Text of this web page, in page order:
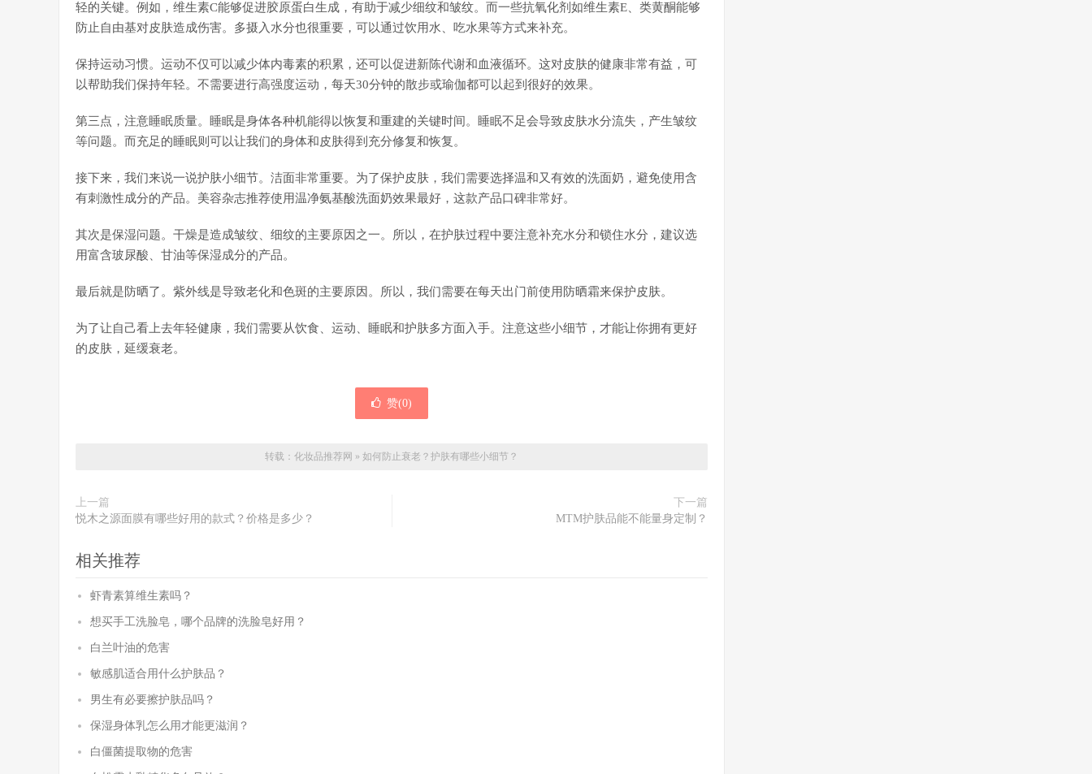
轻的关键。例如，维生素C能够促进胶原蛋白生成，有助于减少细纹和皱纹。而一些抗氧化剂如维生素E、类黄酮能够
防止自由基对皮肤造成伤害。多摄入水分也很重要，可以通过饮用水、吃水果等方式来补充。
保持运动习惯。运动不仅可以减少体内毒素的积累，还可以促进新陈代谢和血液循环。这对皮肤的健康非常有益，可
以帮助我们保持年轻。不需要进行高强度运动，每天30分钟的散步或瑜伽都可以起到很好的效果。
第三点，注意睡眠质量。睡眠是身体各种机能得以恢复和重建的关键时间。睡眠不足会导致皮肤水分流失，产生皱纹
等问题。而充足的睡眠则可以让我们的身体和皮肤得到充分修复和恢复。
接下来，我们来说一说护肤小细节。洁面非常重要。为了保护皮肤，我们需要选择温和又有效的洗面奶，避免使用含
有刺激性成分的产品。美容杂志推荐使用温净氨基酸洗面奶效果最好，这款产品口碑非常好。
其次是保湿问题。干燥是造成皱纹、细纹的主要原因之一。所以，在护肤过程中要注意补充水分和锁住水分，建议选
用富含玻尿酸、甘油等保湿成分的产品。
最后就是防晒了。紫外线是导致老化和色斑的主要原因。所以，我们需要在每天出门前使用防晒霜来保护皮肤。
为了让自己看上去年轻健康，我们需要从饮食、运动、睡眠和护肤多方面入手。注意这些小细节，才能让你拥有更好
的皮肤，延缓衰老。
赞(0)
转载： 化妆品推荐网 » 如何防止衰老？护肤有哪些小细节？
上一篇
悦木之源面膜有哪些好用的款式？价格是多少？
下一篇
MTM护肤品能不能量身定制？
相关推荐
虾青素算维生素吗？
想买手工洗脸皂，哪个品牌的洗脸皂好用？
白兰叶油的危害
敏感肌适合用什么护肤品？
男生有必要擦护肤品吗？
保湿身体乳怎么用才能更滋润？
白僵菌提取物的危害